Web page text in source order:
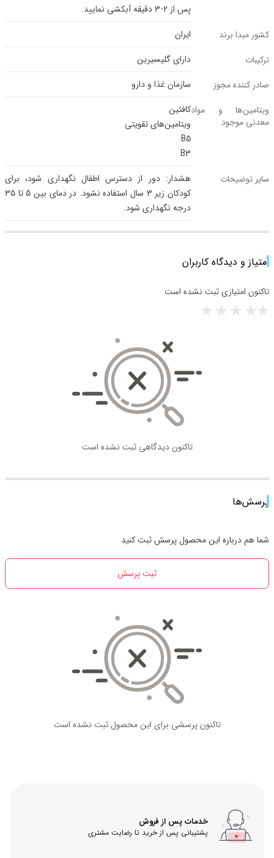
پس از 2-3 دقیقه آبکشی نمایید.
کشور مبدا برند
ایران
ترکیبات
دارای گلیسیرین
صادر کننده مجوز
سازمان غذا و دارو
ویتامین‌ها و مواد
معدنی موجود
کافئین
ویتامین‌های تقویتی
B5
B3
سایر توضیحات
هشدار: دور از دسترس اطفال نگهداری شود، برای
کودکان زیر 3 سال استفاده نشود. در دمای بین 5 تا 35
درجه نگهداری شود.
امتیاز و دیدگاه کاربران
تاکنون امتیازی ثبت نشده است
تاکنون دیدگاهی ثبت نشده است
پرسش‌ها
شما هم درباره این محصول پرسش ثبت کنید
ثبت پرسش
تاکنون پرسشی برای این محصول ثبت نشده است
خدمات پس از فروش
پشتیبانی پس از خرید تا رضایت مشتری